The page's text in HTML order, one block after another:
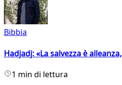
Bibbia
Hadjadj: «La salvezza è
1 min di lettura